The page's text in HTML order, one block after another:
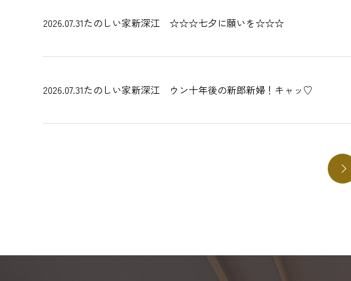
2026.07.31たのしい家新深江 ☆☆☆七夕に願いを☆☆☆
2026.07.31たのしい家新深江 ウン十年後の新郎新婦！キャッ♡